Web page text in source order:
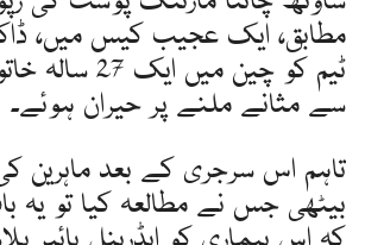
مطابق، ایک عجیب کیس میں،
ٹیم کو چین میں
سے مثانے ملنے پر حیران ہوئے۔
تاہم اس سرجری کے بعد ماہرین
بیٹھی جس نے مطالعہ کیا تو یہ